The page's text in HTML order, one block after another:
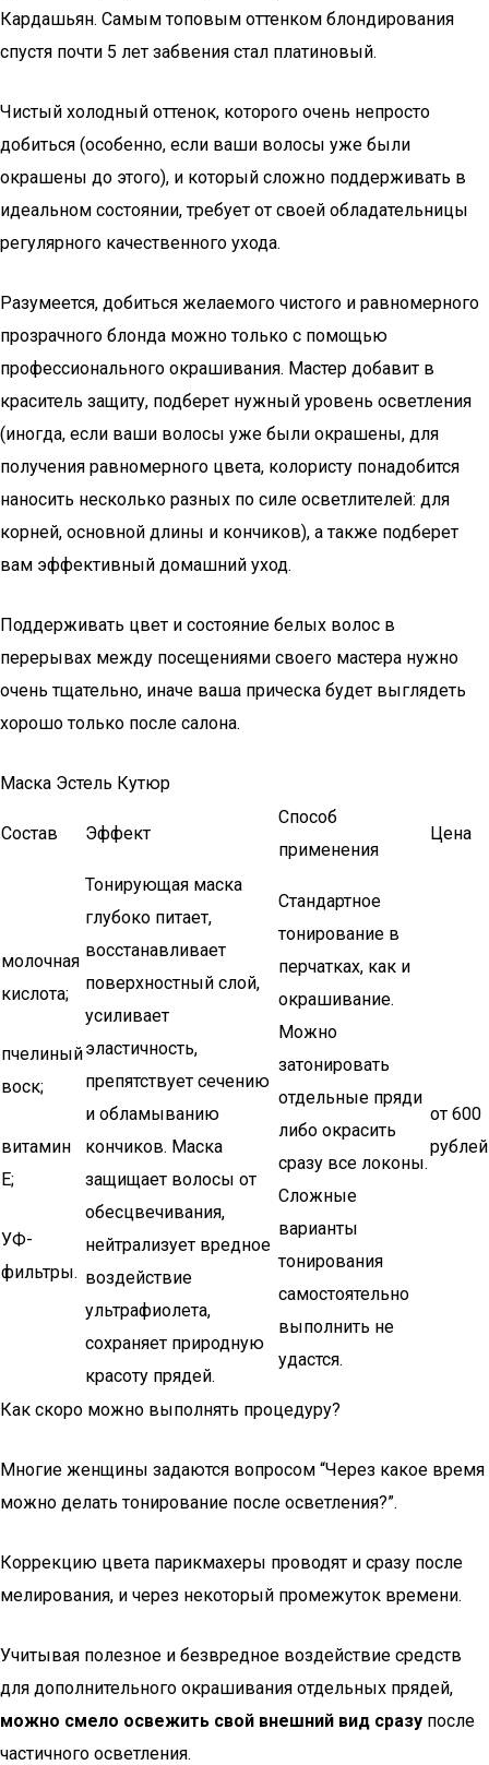
Кардашьян. Самым топовым оттенком блондирования
спустя почти 5 лет забвения стал платиновый.
Чистый холодный оттенок, которого очень непросто
добиться (особенно, если ваши волосы уже были
окрашены до этого), и который сложно поддерживать в
идеальном состоянии, требует от своей обладательницы
регулярного качественного ухода.
Разумеется, добиться желаемого чистого и равномерного
прозрачного блонда можно только с помощью
профессионального окрашивания. Мастер добавит в
краситель защиту, подберет нужный уровень осветления
(иногда, если ваши волосы уже были окрашены, для
получения равномерного цвета, колористу понадобится
наносить несколько разных по силе осветлителей: для
корней, основной длины и кончиков), а также подберет
вам эффективный домашний уход.
Поддерживать цвет и состояние белых волос в
перерывах между посещениями своего мастера нужно
очень тщательно, иначе ваша прическа будет выглядеть
хорошо только после салона.
Маска Эстель Кутюр
Состав Эффект
Способ
применения
Цена
молочная
кислота;
пчелиный
воск;
витамин
Е;
УФ-
фильтры.
Тонирующая маска
глубоко питает,
восстанавливает
поверхностный слой,
усиливает
эластичность,
препятствует сечению
и обламыванию
кончиков. Маска
защищает волосы от
обесцвечивания,
нейтрализует вредное
воздействие
ультрафиолета,
сохраняет природную
красоту прядей.
Стандартное
тонирование в
перчатках, как и
окрашивание.
Можно
затонировать
отдельные пряди
либо окрасить
сразу все локоны.
Сложные
варианты
тонирования
самостоятельно
выполнить не
удастся.
от 600
рублей
Как скоро можно выполнять процедуру?
Многие женщины задаются вопросом “Через какое время
можно делать тонирование после осветления?”.
Коррекцию цвета парикмахеры проводят и сразу после
мелирования, и через некоторый промежуток времени.
Учитывая полезное и безвредное воздействие средств
для дополнительного окрашивания отдельных прядей,
можно смело освежить свой внешний вид сразу после
частичного осветления.